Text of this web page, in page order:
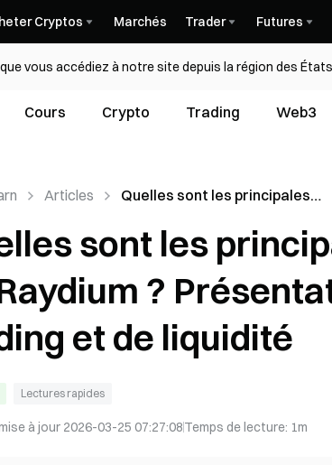
Cryptos Marchés Trader Futures
vous accédiez à notre site depuis la région des
Cours Crypto Trading Web3
Articles
Quelles sont les principales
Présentation des produits de
trading et de liquidité
sont les
?
et de liquidité
Lectures rapides
à jour 2026-03-25 07:27:08Temps de lecture: 1m